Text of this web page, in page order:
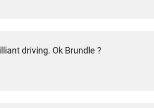
driving. Ok Brundle ?